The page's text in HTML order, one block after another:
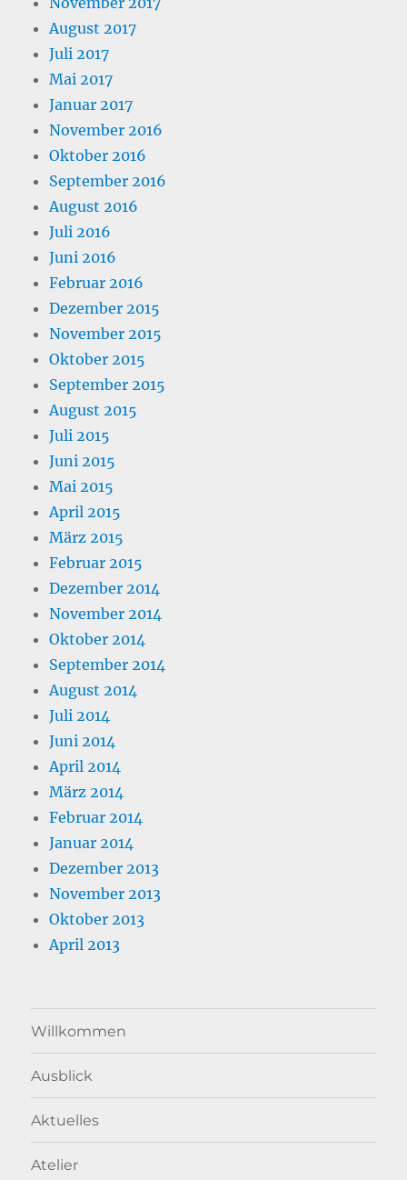
August 2017
Juli 2017
Mai 2017
Januar 2017
November 2016
Oktober 2016
September 2016
August 2016
Juli 2016
Juni 2016
Februar 2016
Dezember 2015
November 2015
Oktober 2015
September 2015
August 2015
Juli 2015
Juni 2015
Mai 2015
April 2015
März 2015
Februar 2015
Dezember 2014
November 2014
Oktober 2014
September 2014
August 2014
Juli 2014
Juni 2014
April 2014
März 2014
Februar 2014
Januar 2014
Dezember 2013
November 2013
Oktober 2013
April 2013
Willkommen
Ausblick
Aktuelles
Atelier